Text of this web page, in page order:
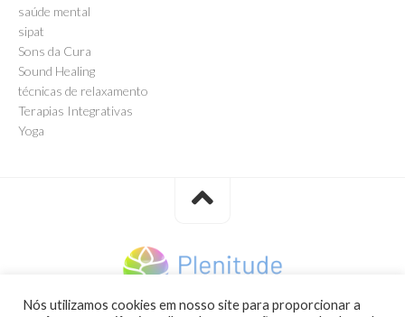
saúde mental
sipat
Sons da Cura
Sound Healing
técnicas de relaxamento
Terapias Integrativas
Yoga
Nós utilizamos cookies em nosso site para proporcionar a